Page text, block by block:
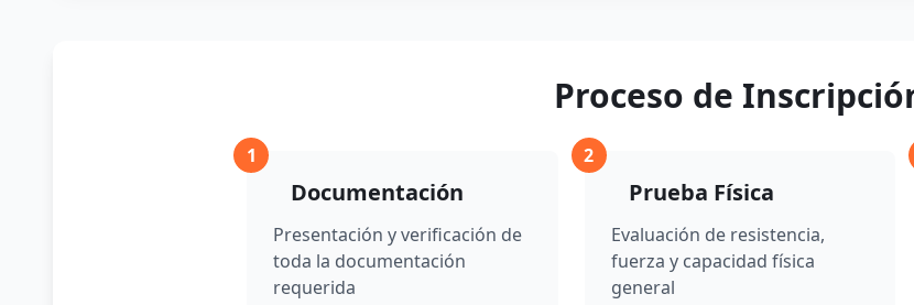
Certificados de antecedentes provinciales
Presencial. Unidad Regional cercana al domicilio
Online Ver enlace
Requisitos para personal policial
Ser egresado de alguna de las últimas promociones de la Escuela de Personal Subalterno
Proceso de
1
Documentación
Presentación y verificación de
toda la documentación
requerida
2
Prueba Física
Evaluación de resistencia,
fuerza y capacidad física
general